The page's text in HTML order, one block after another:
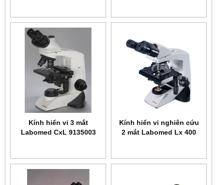
Kính hiển vi 3 mắt
Labomed CxL 9135003
Kính hiển vi nghiên cứu
2 mắt Labomed Lx 400